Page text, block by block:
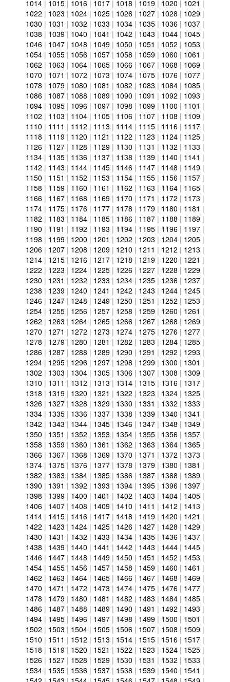
1014 | 1015 | 1016 | 1017 | 1018 | 1019 | 1020 | 1021 |
1022 | 1023 | 1024 | 1025 | 1026 | 1027 | 1028 | 1029 |
1030 | 1031 | 1032 | 1033 | 1034 | 1035 | 1036 | 1037 |
1038 | 1039 | 1040 | 1041 | 1042 | 1043 | 1044 | 1045 |
1046 | 1047 | 1048 | 1049 | 1050 | 1051 | 1052 | 1053 |
1054 | 1055 | 1056 | 1057 | 1058 | 1059 | 1060 | 1061 |
1062 | 1063 | 1064 | 1065 | 1066 | 1067 | 1068 | 1069 |
1070 | 1071 | 1072 | 1073 | 1074 | 1075 | 1076 | 1077 |
1078 | 1079 | 1080 | 1081 | 1082 | 1083 | 1084 | 1085 |
1086 | 1087 | 1088 | 1089 | 1090 | 1091 | 1092 | 1093 |
1094 | 1095 | 1096 | 1097 | 1098 | 1099 | 1100 | 1101 |
1102 | 1103 | 1104 | 1105 | 1106 | 1107 | 1108 | 1109 |
1110 | 1111 | 1112 | 1113 | 1114 | 1115 | 1116 | 1117 |
1118 | 1119 | 1120 | 1121 | 1122 | 1123 | 1124 | 1125 |
1126 | 1127 | 1128 | 1129 | 1130 | 1131 | 1132 | 1133 |
1134 | 1135 | 1136 | 1137 | 1138 | 1139 | 1140 | 1141 |
1142 | 1143 | 1144 | 1145 | 1146 | 1147 | 1148 | 1149 |
1150 | 1151 | 1152 | 1153 | 1154 | 1155 | 1156 | 1157 |
1158 | 1159 | 1160 | 1161 | 1162 | 1163 | 1164 | 1165 |
1166 | 1167 | 1168 | 1169 | 1170 | 1171 | 1172 | 1173 |
1174 | 1175 | 1176 | 1177 | 1178 | 1179 | 1180 | 1181 |
1182 | 1183 | 1184 | 1185 | 1186 | 1187 | 1188 | 1189 |
1190 | 1191 | 1192 | 1193 | 1194 | 1195 | 1196 | 1197 |
1198 | 1199 | 1200 | 1201 | 1202 | 1203 | 1204 | 1205 |
1206 | 1207 | 1208 | 1209 | 1210 | 1211 | 1212 | 1213 |
1214 | 1215 | 1216 | 1217 | 1218 | 1219 | 1220 | 1221 |
1222 | 1223 | 1224 | 1225 | 1226 | 1227 | 1228 | 1229 |
1230 | 1231 | 1232 | 1233 | 1234 | 1235 | 1236 | 1237 |
1238 | 1239 | 1240 | 1241 | 1242 | 1243 | 1244 | 1245 |
1246 | 1247 | 1248 | 1249 | 1250 | 1251 | 1252 | 1253 |
1254 | 1255 | 1256 | 1257 | 1258 | 1259 | 1260 | 1261 |
1262 | 1263 | 1264 | 1265 | 1266 | 1267 | 1268 | 1269 |
1270 | 1271 | 1272 | 1273 | 1274 | 1275 | 1276 | 1277 |
1278 | 1279 | 1280 | 1281 | 1282 | 1283 | 1284 | 1285 |
1286 | 1287 | 1288 | 1289 | 1290 | 1291 | 1292 | 1293 |
1294 | 1295 | 1296 | 1297 | 1298 | 1299 | 1300 | 1301 |
1302 | 1303 | 1304 | 1305 | 1306 | 1307 | 1308 | 1309 |
1310 | 1311 | 1312 | 1313 | 1314 | 1315 | 1316 | 1317 |
1318 | 1319 | 1320 | 1321 | 1322 | 1323 | 1324 | 1325 |
1326 | 1327 | 1328 | 1329 | 1330 | 1331 | 1332 | 1333 |
1334 | 1335 | 1336 | 1337 | 1338 | 1339 | 1340 | 1341 |
1342 | 1343 | 1344 | 1345 | 1346 | 1347 | 1348 | 1349 |
1350 | 1351 | 1352 | 1353 | 1354 | 1355 | 1356 | 1357 |
1358 | 1359 | 1360 | 1361 | 1362 | 1363 | 1364 | 1365 |
1366 | 1367 | 1368 | 1369 | 1370 | 1371 | 1372 | 1373 |
1374 | 1375 | 1376 | 1377 | 1378 | 1379 | 1380 | 1381 |
1382 | 1383 | 1384 | 1385 | 1386 | 1387 | 1388 | 1389 |
1390 | 1391 | 1392 | 1393 | 1394 | 1395 | 1396 | 1397 |
1398 | 1399 | 1400 | 1401 | 1402 | 1403 | 1404 | 1405 |
1406 | 1407 | 1408 | 1409 | 1410 | 1411 | 1412 | 1413 |
1414 | 1415 | 1416 | 1417 | 1418 | 1419 | 1420 | 1421 |
1422 | 1423 | 1424 | 1425 | 1426 | 1427 | 1428 | 1429 |
1430 | 1431 | 1432 | 1433 | 1434 | 1435 | 1436 | 1437 |
1438 | 1439 | 1440 | 1441 | 1442 | 1443 | 1444 | 1445 |
1446 | 1447 | 1448 | 1449 | 1450 | 1451 | 1452 | 1453 |
1454 | 1455 | 1456 | 1457 | 1458 | 1459 | 1460 | 1461 |
1462 | 1463 | 1464 | 1465 | 1466 | 1467 | 1468 | 1469 |
1470 | 1471 | 1472 | 1473 | 1474 | 1475 | 1476 | 1477 |
1478 | 1479 | 1480 | 1481 | 1482 | 1483 | 1484 | 1485 |
1486 | 1487 | 1488 | 1489 | 1490 | 1491 | 1492 | 1493 |
1494 | 1495 | 1496 | 1497 | 1498 | 1499 | 1500 | 1501 |
1502 | 1503 | 1504 | 1505 | 1506 | 1507 | 1508 | 1509 |
1510 | 1511 | 1512 | 1513 | 1514 | 1515 | 1516 | 1517 |
1518 | 1519 | 1520 | 1521 | 1522 | 1523 | 1524 | 1525 |
1526 | 1527 | 1528 | 1529 | 1530 | 1531 | 1532 | 1533 |
1534 | 1535 | 1536 | 1537 | 1538 | 1539 | 1540 | 1541 |